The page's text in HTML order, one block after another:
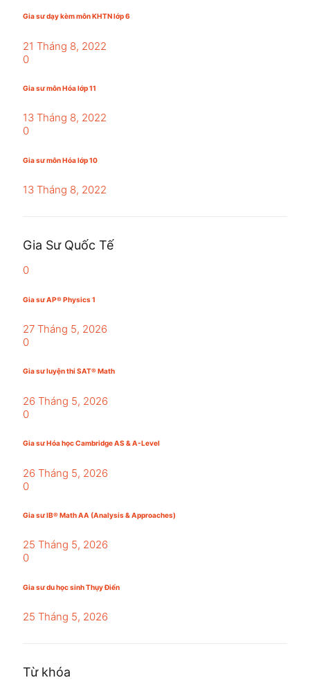
Gia sư dạy kèm môn KHTN lớp 6
21 Tháng 8, 2022
0
Gia sư môn Hóa lớp 11
13 Tháng 8, 2022
0
Gia sư môn Hóa lớp 10
13 Tháng 8, 2022
Gia Sư Quốc Tế
0
Gia sư AP® Physics 1
27 Tháng 5, 2026
0
Gia sư luyện thi SAT® Math
26 Tháng 5, 2026
0
Gia sư Hóa học Cambridge AS & A-Level
26 Tháng 5, 2026
0
Gia sư IB® Math AA (Analysis & Approaches)
25 Tháng 5, 2026
0
Gia sư du học sinh Thụy Điển
25 Tháng 5, 2026
Từ khóa